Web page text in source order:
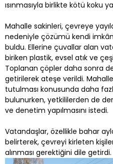
ısınmasıyla birlikte kötü koku
Mahalle sakinleri, çevreye
nedeniyle çözümü kendi
buldu. Ellerine çuvallar alan
biriken plastik, evsel atık ve
Toplanan çöpler daha sonra
getirilerek ateşe verildi.
tutulması konusunda daha
bulunurken, yetkililerden de
ve denetim yapılmasını istedi.
Vatandaşlar, özellikle bahar
belirterek, çevreyi kirleten
alınması gerektiğini dile getirdi.